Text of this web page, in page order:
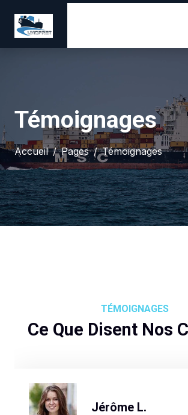
Témoignages
Accueil Pages Témoignages
TÉMOIGNAGES
Ce Que Disent Nos
Jérôme L.